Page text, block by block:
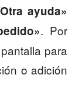
ayuda»
. Por
para
o adición